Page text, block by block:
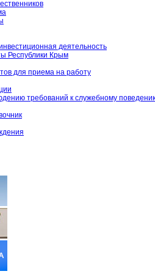
деятельность
Республики Крым
для приема на работу
требований к служебному